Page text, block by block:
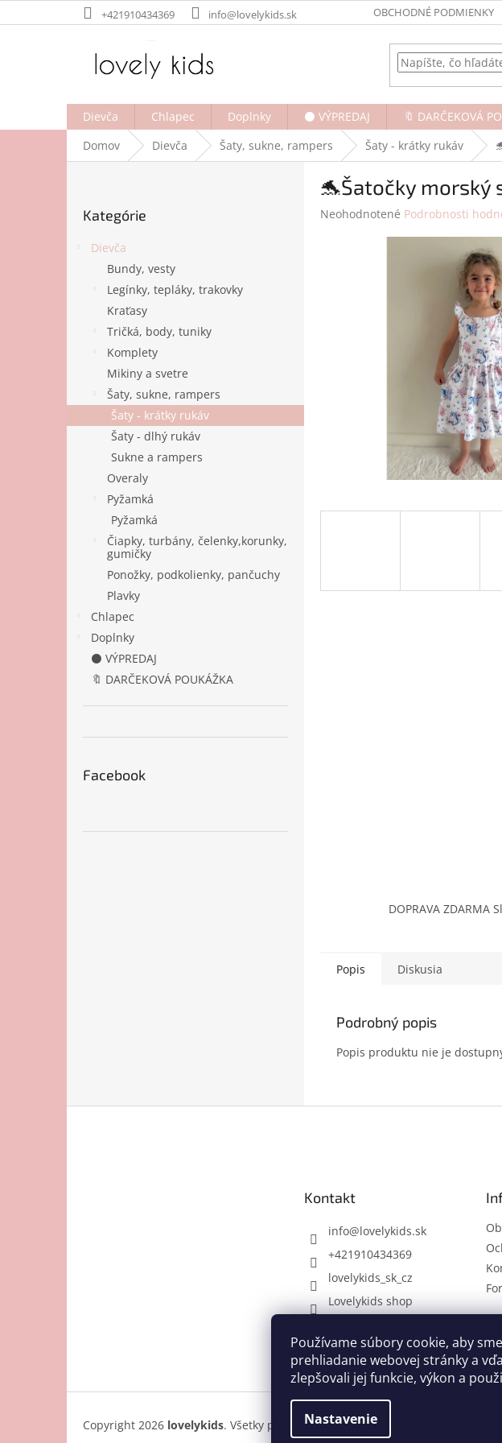
Používame súbory cookie, aby
prehliadanie webovej stránky a
zlepšovali jej funkcie, výkon a
Nastavenie
na
+421910434369 info@lovelykids.sk OBCHODNÉ PODMIENKY
Dievča Chlapec Doplnky ⚫ VÝPREDAJ
🔖 DARČEKOVÁ
Domov
Dievča Šaty, sukne, rampers Šaty - krátky rukáv
kategórie
Kategórie
Dievča
Bundy, vesty
Legínky, tepláky, trakovky
Kraťasy
Tričká, body, tuniky
Komplety
Mikiny a svetre
Šaty, sukne, rampers
Šaty - krátky rukáv
Šaty - dlhý rukáv
Sukne a rampers
Overaly
Pyžamká
Pyžamká
Čiapky, turbány, čelenky,korunky,
gumičky
Ponožky, podkolienky, pančuchy
Plavky
Chlapec
Doplnky
⚫ VÝPREDAJ
🔖 DARČEKOVÁ POUKÁŽKA
Facebook
🐬Šatočky morský
Priemerné
Neohodnotené Podrobnosti
DOPRAVA
Popis Diskusia
Podrobný popis
Popis produktu nie je
Kontakt
info@lovelykids.sk
+421910434369
lovelykids_sk_cz
Lovelykids shop
Copyright 2026 lovelykids. Všetky práva vyhradené.